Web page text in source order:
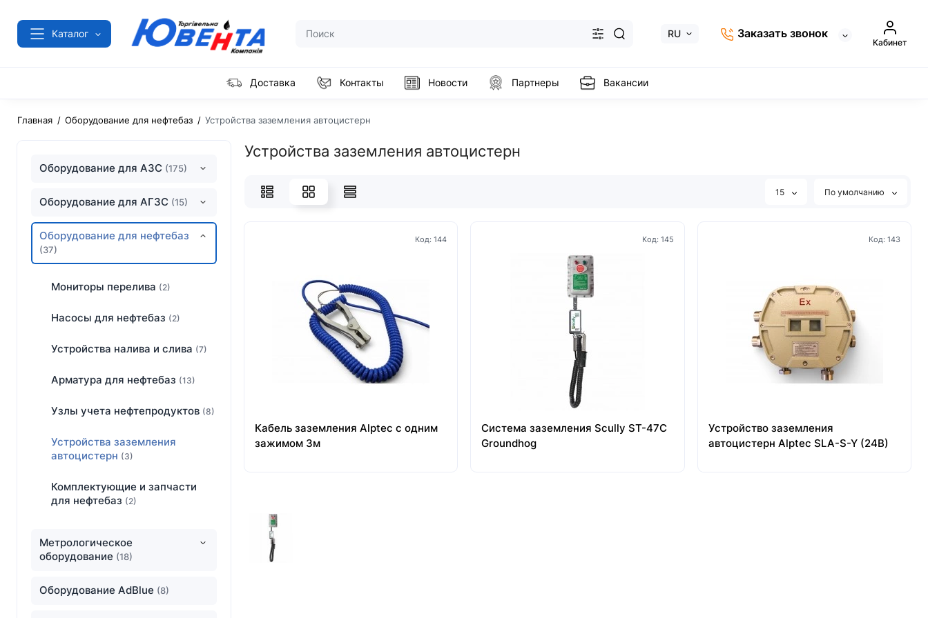
Каталог RU Заказать звонок
Кабинет
Доставка Контакты Новости Партнеры Вакансии
Главная Оборудование для нефтебаз Устройства заземления автоцистерн
Оборудование для АЗС (175)
Оборудование для АГЗС (15)
Оборудование для нефтебаз
(37)
Мониторы перелива (2)
Насосы для нефтебаз (2)
Устройства налива и слива (7)
Арматура для нефтебаз (13)
Узлы учета нефтепродуктов (8)
Устройства заземления
автоцистерн (3)
Комплектующие и запчасти
для нефтебаз (2)
Метрологическое
оборудование (18)
Оборудование AdBlue (8)
Устройства заземления автоцистерн
15 По умолчанию
Код: 144
Кабель заземления Alptec с одним
зажимом 3м
Код: 145
Система заземления Scully ST-47C
Groundhog
Код: 143
Устройство заземления
автоцистерн Alptec SLA-S-Y (24В)